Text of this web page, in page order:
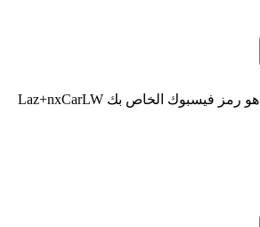
‏ هو رمز فيسبوك الخاص بك Laz+nxCarLW